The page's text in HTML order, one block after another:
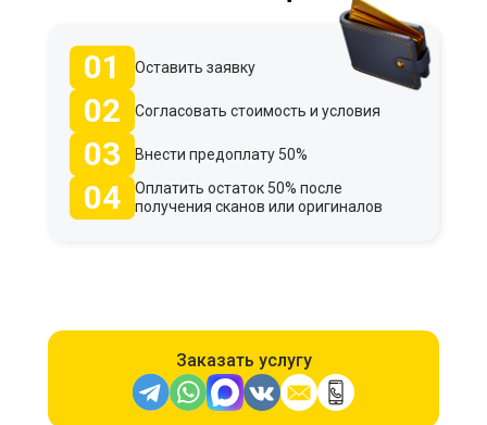
01 Оставить заявку
02 Согласовать стоимость и условия
03 Внести предоплату 50%
04
Оплатить остаток 50% после
получения сканов или оригиналов
Заказать услугу